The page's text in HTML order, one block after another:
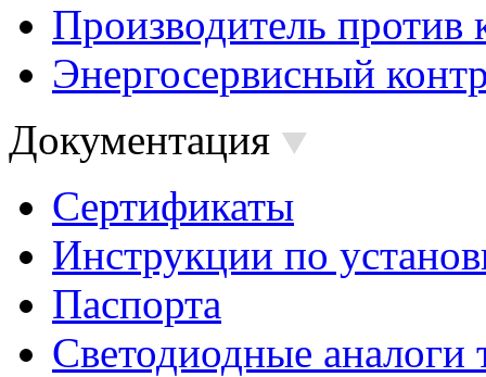
Производитель против
Энергосервисный
Документация
Сертификаты
Инструкции по
Паспорта
Светодиодные аналоги